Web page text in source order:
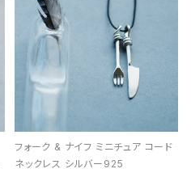
フォーク & ナイフ ミニチュア コード
ネックレス シルバー925